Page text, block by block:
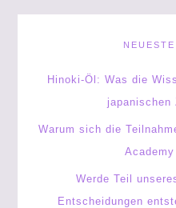
Hinoki-Öl: Was die
japanischen
Warum sich die
Werde Teil
Entscheidungen